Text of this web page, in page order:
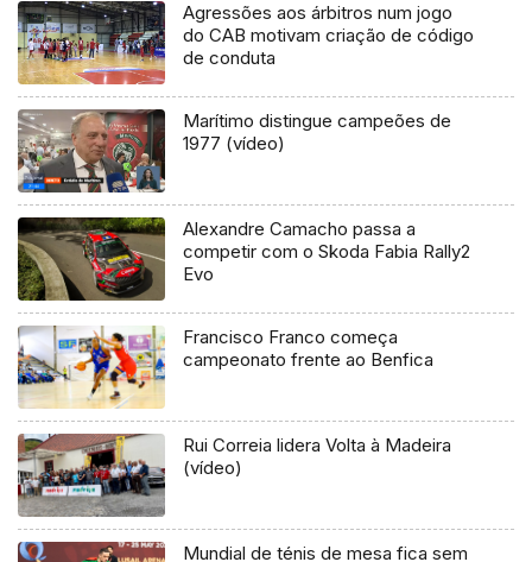
Agressões aos árbitros num jogo
do CAB motivam criação de código
de conduta
Marítimo distingue campeões de
1977 (vídeo)
Alexandre Camacho passa a
competir com o Skoda Fabia Rally2
Evo
Francisco Franco começa
campeonato frente ao Benfica
Rui Correia lidera Volta à Madeira
(vídeo)
Mundial de ténis de mesa fica sem